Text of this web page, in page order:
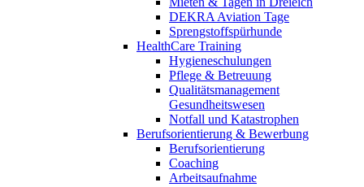
DEKRA Aviation Tage
Sprengstoffspürhunde
HealthCare Training
Hygieneschulungen
Pflege & Betreuung
Qualitätsmanagement
Gesundheitswesen
Notfall und Katastrophen
Berufsorientierung & Bewerbung
Berufsorientierung
Coaching
Arbeitsaufnahme